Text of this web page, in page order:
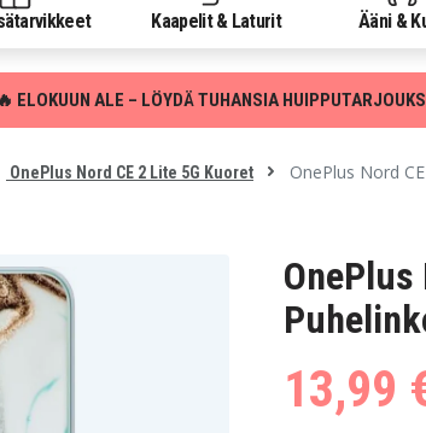
Kaapelit & Laturit Ääni &
ELOKUUN ALE – LÖYDÄ TUHANSIA
OnePlus Nord CE 2 Lite 5G Kuoret OnePlus Nord
OnePlus
13,99